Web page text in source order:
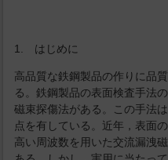
1. はじめに
高品質な鉄鋼製品の作りに品
る。鉄鋼製品の表面検査手法
磁束探傷法がある。この手法
点を有している。近年，表面
高い周波数を用いた交流漏洩